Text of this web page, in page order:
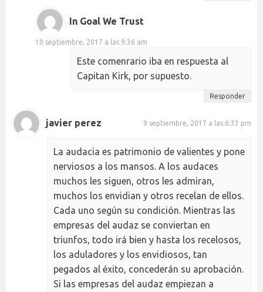
In Goal We Trust
10 septiembre, 2017 a las 9:36 am
Este comenrario iba en respuesta al
Capitan Kirk, por supuesto.
Responder
javier perez 9 septiembre, 2017 a las 6:33 pm
La audacia es patrimonio de valientes y pone
nerviosos a los mansos. A los audaces
muchos les siguen, otros les admiran,
muchos los envidian y otros recelan de ellos.
Cada uno según su condición. Mientras las
empresas del audaz se conviertan en
triunfos, todo irá bien y hasta los recelosos,
los aduladores y los envidiosos, tan
pegados al éxito, concederán su aprobación.
Si las empresas del audaz empiezan a